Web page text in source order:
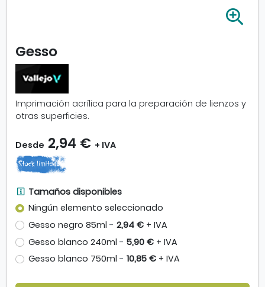
i
Gesso
Imprimación acrílica para la preparación de lienzos y
otras superficies.
Desde 2,94 € + IVA
T
a
a
ñ
o
s
Tamaños disponibles
Ningún elemento seleccionado
Gesso negro 85ml - 2,94 € + IVA
Gesso blanco 240ml - 5,90 € + IVA
Gesso blanco 750ml - 10,85 € + IVA